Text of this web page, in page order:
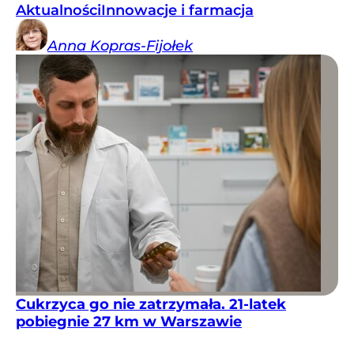
AktualnościInnowacje i farmacja
Anna Kopras-Fijołek
Cukrzyca go nie zatrzymała. 21-latek
pobiegnie 27 km w Warszawie